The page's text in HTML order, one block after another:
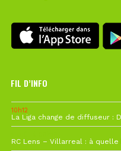
FIL D’INFO
10h12